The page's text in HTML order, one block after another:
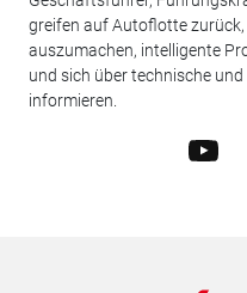
greifen auf Autoflotte
auszumachen, intelligente
und sich über technische
informieren.